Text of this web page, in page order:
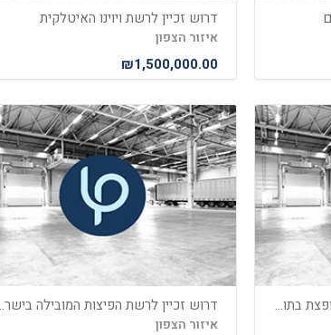
דרוש זכיין לרשת ויוינו האיטלקית
איזור הצפון
₪1,500,000.00
דרוש זכיין לרשת מקומונים המופצת בתוך עיתון מוביל דרוש זכיין
איזור הצפון